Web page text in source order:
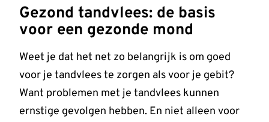
veilig
doen!'
op
allesoverhetgebit.nl
Gezond tandvlees: de basis
voor een gezonde mond
Weet je dat het net zo belangrijk is om goed
voor je tandvlees te zorgen als voor je gebit?
Want problemen met je tandvlees kunnen
ernstige gevolgen hebben. En niet alleen voor